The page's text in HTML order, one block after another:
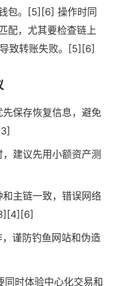
包。[5][6] 操作时同
配，尤其要检查链上
致转账失败。[5][6]
先保存恢复信息，避免
建议先用小额资产测
主链一致，错误网络
谨防钓鱼网站和伪造
同时体验中心化交易和